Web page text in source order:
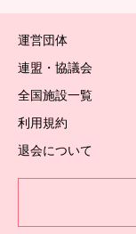
運営団体
連盟・協議会
全国施設一覧
利用規約
退会について